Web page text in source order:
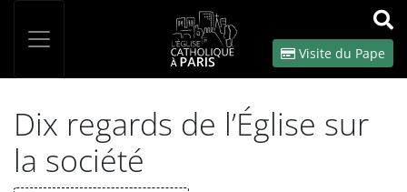
OK
Visite du Pape
Dix regards de l’Église sur
la société
Panneau de gestion des cookies